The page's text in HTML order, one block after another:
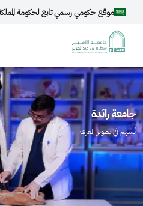
تجاوز إلى المحتوى الرئيسي
موقع حكومي رسمي تابع لحكومة
الصورة
جامعة رائدة
تُسهم في تطوير المعرفة.